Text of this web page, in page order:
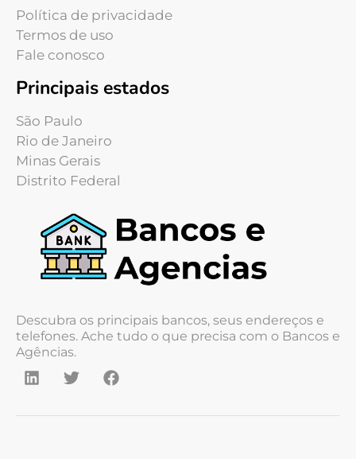
Política de privacidade
Termos de uso
Fale conosco
Principais estados
São Paulo
Rio de Janeiro
Minas Gerais
Distrito Federal
Descubra os principais bancos, seus endereços e
telefones. Ache tudo o que precisa com o Bancos e
Agências.